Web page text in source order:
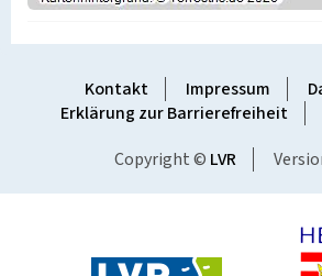
Kontakt Impressum
Erklärung zur Barrierefreiheit
Copyright © LVR